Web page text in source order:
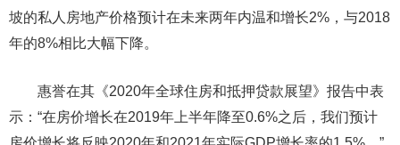
坡的私人房地产价格预计在未来两年内温和增长2%，与2018
年的8%相比大幅下降。
惠誉在其《2020年全球住房和抵押贷款展望》报告中表
示：“在房价增长在2019年上半年降至0.6%之后，我们预计